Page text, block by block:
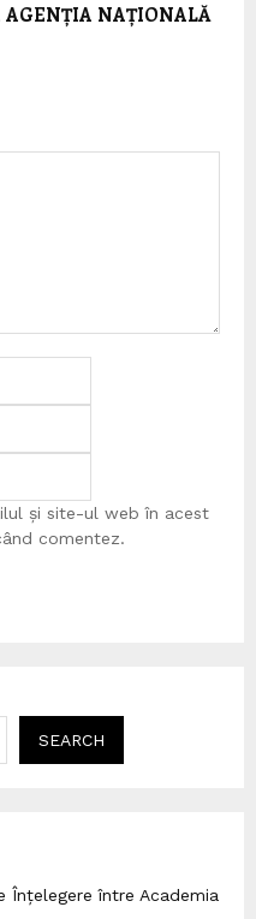
AGENȚIA NAȚIONALĂ
și site-ul web în acest
comentez.
SEARCH
Înțelegere între Academia